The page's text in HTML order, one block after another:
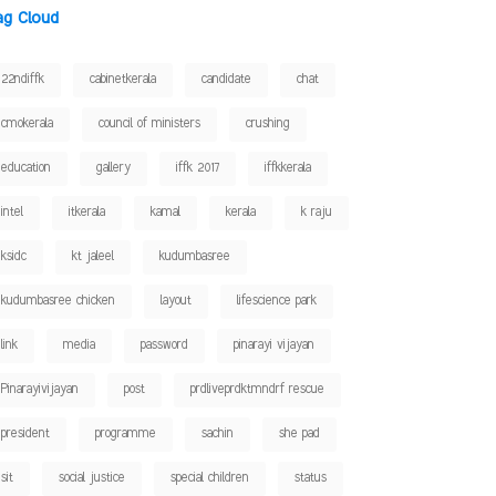
Cloud
22ndiffk cabinetkerala candidate chat
cmokerala council of ministers crushing
education gallery iffk 2017 iffkkerala
intel itkerala kamal kerala k raju
ksidc kt jaleel kudumbasree
kudumbasree chicken layout lifescience park
link media password pinarayi vijayan
Pinarayivijayan post prdliveprdktmndrf rescue
president programme sachin she pad
sit social justice special children status